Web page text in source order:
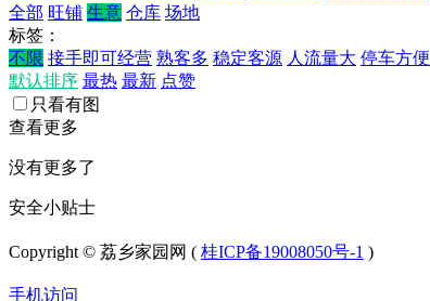
全部 旺铺 生意 仓库 场地
标签：
不限 接手即可经营 熟客多 稳定客源 人流量大 停车方便
默认排序 最热 最新 点赞
只看有图
查看更多
没有更多了
安全小贴士
Copyright © 荔乡家园网 ( 桂ICP备19008050号-1 )
手机访问